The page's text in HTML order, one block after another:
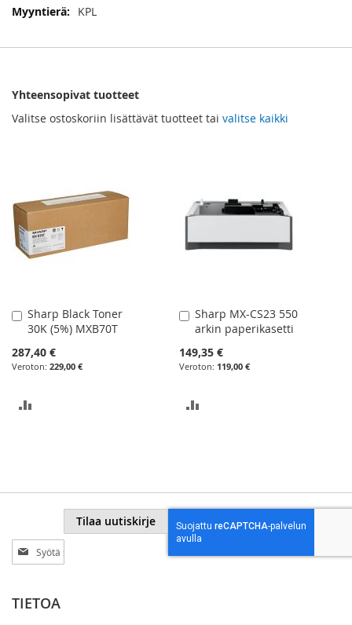
KPL
Yhteensopivat tuotteet
Valitse ostoskoriin lisättävät tuotteet tai valitse kaikki
Sharp Black Toner
30K (5%) MXB70T
287,40 €
229,00 €
Lisää
ostoskoriin
Sharp MX-CS23 550
arkin paperikasetti
149,35 €
119,00 €
Lisää
ostoskoriin
Tilaa
uutiskirjeemme:
Tilaa uutiskirje
TIETOA